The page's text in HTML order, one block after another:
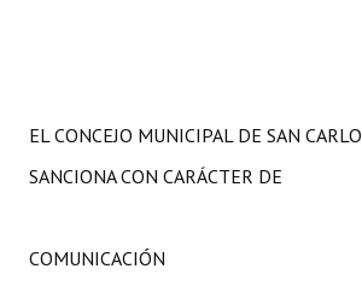
EL CONCEJO MUNICIPAL DE SAN
SANCIONA CON CARÁCTER DE
COMUNICACIÓN